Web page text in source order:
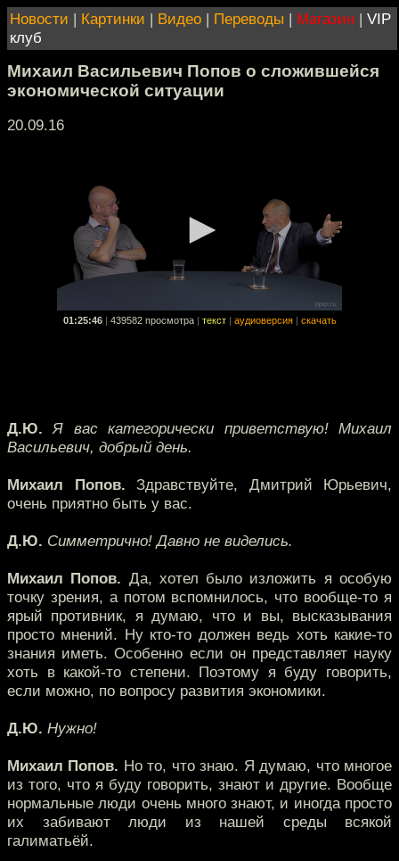
Новости | Картинки | Видео | Переводы | Магазин | VIP
клуб
Михаил Васильевич Попов о сложившейся
экономической ситуации
20.09.16
01:25:46 439582 просмотра текст аудиоверсия скачать
Д.Ю. Я вас категорически приветствую! Михаил
Васильевич, добрый день.
Михаил Попов. Здравствуйте, Дмитрий Юрьевич,
очень приятно быть у вас.
Д.Ю. Симметрично! Давно не виделись.
Михаил Попов. Да, хотел было изложить я особую
точку зрения, а потом вспомнилось, что вообще-то я
ярый противник, я думаю, что и вы, высказывания
просто мнений. Ну кто-то должен ведь хоть какие-то
знания иметь. Особенно если он представляет науку
хоть в какой-то степени. Поэтому я буду говорить,
если можно, по вопросу развития экономики.
Д.Ю. Нужно!
Михаил Попов. Но то, что знаю. Я думаю, что многое
из того, что я буду говорить, знают и другие. Вообще
нормальные люди очень много знают, и иногда просто
их забивают люди из нашей среды всякой
галиматьёй.